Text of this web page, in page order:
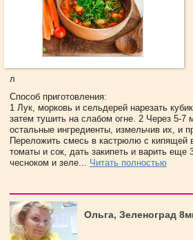
л
Способ приготовления:
1 Лук, морковь и сельдерей нарезать
затем тушить на слабом огне. 2 Через 5-7
остальные ингредиенты, измельчив их, и
Переложить смесь в кастрюлю с кипящей
томаты и сок, дать закипеть и варить
чесноком и зеле... Читать полностью
Ольга, Зеленоград